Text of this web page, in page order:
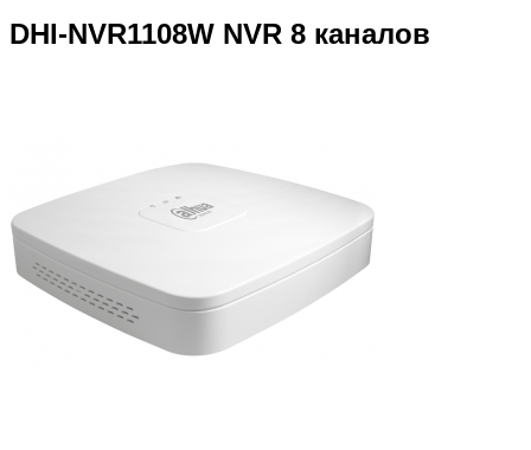
DHI-NVR1108W NVR 8 каналов